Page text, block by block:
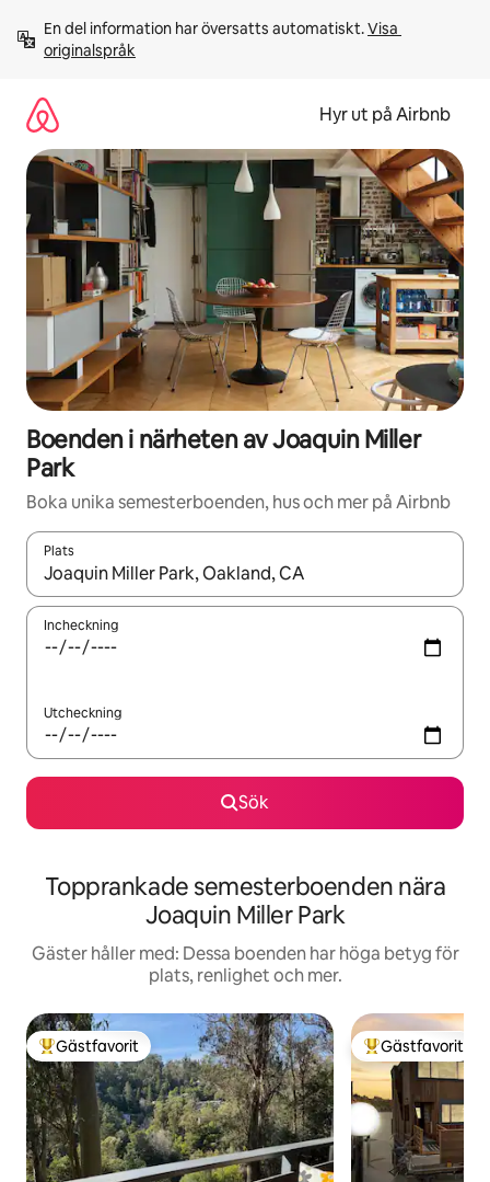
innehåll
En del information har översatts automatiskt. Visa
originalspråk
Hyr ut på Airbnb
Boenden i närheten av Joaquin Miller
Park
Boka unika semesterboenden, hus och mer på Airbnb
Plats
När resultaten är tillgängliga kan du navigera med upp- och
Incheckning
Utcheckning
Sök
Topprankade semesterboenden nära
Joaquin Miller Park
Gäster håller med: Dessa boenden har höga betyg för
plats, renlighet och mer.
Populär gästfavorit
Gästfavorit Populär
Gästfavorit